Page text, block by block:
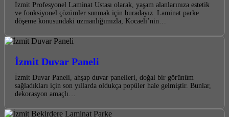
İzmit Profesyonel Laminat Ustası olarak, yaşam alanlarınıza estetik
ve fonksiyonel çözümler sunmak için buradayız. Laminat parke
döşeme konusundaki uzmanlığımızla, Kocaeli’nin…
İzmit Duvar Paneli
İzmit Duvar Paneli, ahşap duvar panelleri, doğal bir görünüm
sağladıkları için son yıllarda oldukça popüler hale gelmiştir. Bunlar,
dekorasyon amaçlı…